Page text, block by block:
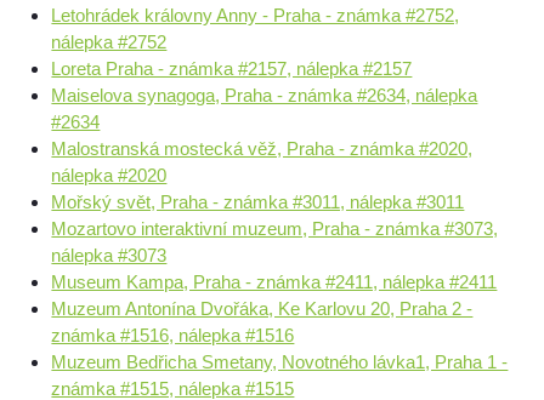
Letohrádek královny Anny - Praha - známka #2752,
nálepka #2752
Loreta Praha - známka #2157, nálepka #2157
Maiselova synagoga, Praha - známka #2634, nálepka
#2634
Malostranská mostecká věž, Praha - známka #2020,
nálepka #2020
Mořský svět, Praha - známka #3011, nálepka #3011
Mozartovo interaktivní muzeum, Praha - známka #3073,
nálepka #3073
Museum Kampa, Praha - známka #2411, nálepka #2411
Muzeum Antonína Dvořáka, Ke Karlovu 20, Praha 2 -
známka #1516, nálepka #1516
Muzeum Bedřicha Smetany, Novotného lávka1, Praha 1 -
známka #1515, nálepka #1515